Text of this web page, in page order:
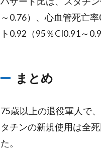
～0.76）、心血管死亡
ト0.92（95％CI0.91～
まとめ
75歳以上の退役軍人で
タチンの新規使用は全
た。